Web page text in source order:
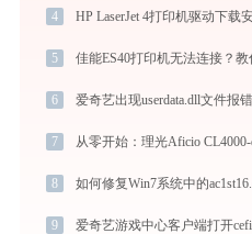
4
5 佳能ES40打印机无法连接？
6 爱奇艺出现userdata.dll文件报
7
8 如何修复Win7系统中的
9